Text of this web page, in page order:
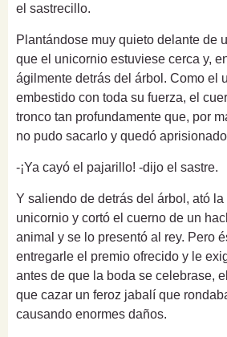
el sastrecillo.
Plantándose muy quieto delante de
que el unicornio estuviese cerca y,
ágilmente detrás del árbol. Como el
embestido con toda su fuerza, el
tronco tan profundamente que, por
no pudo sacarlo y quedó
-¡Ya cayó el pajarillo! -dijo el sastre.
Y saliendo de detrás del árbol, ató
unicornio y cortó el cuerno de un
animal y se lo presentó al rey. Pero
entregarle el premio ofrecido y le
antes de que la boda se celebrase,
que cazar un feroz jabalí que
causando enormes daños.